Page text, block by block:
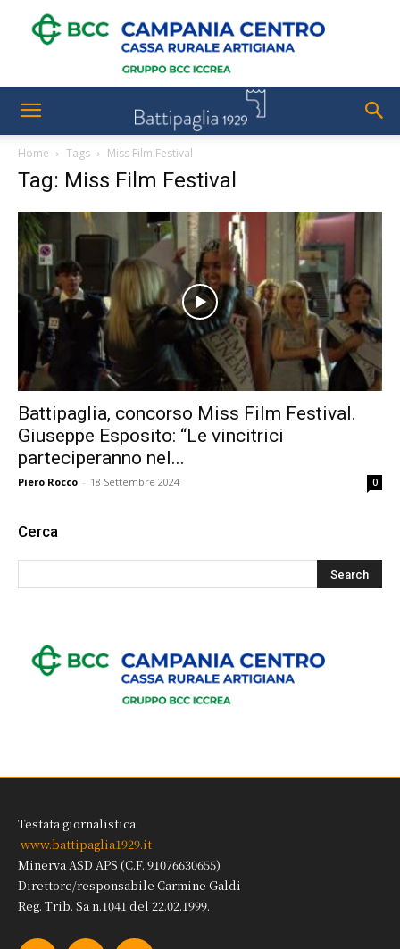
Home Tags Miss Film Festival
Tag: Miss Film Festival
Battipaglia, concorso Miss Film Festival.
Giuseppe Esposito: “Le vincitrici
parteciperanno nel...
Piero Rocco - 18 Settembre 2024 0
Cerca
Testata giornalistica
www.battipaglia1929.it
Minerva ASD APS (C.F. 91076630655)
Direttore/responsabile Carmine Galdi
Reg. Trib. Sa n.1041 del 22.02.1999.